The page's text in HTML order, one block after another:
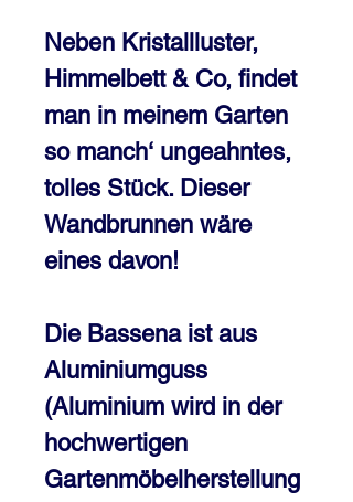
Neben Kristallluster,
Himmelbett & Co, findet
man in meinem Garten
so manch‘ ungeahntes,
tolles Stück. Dieser
Wandbrunnen wäre
eines davon!
Die Bassena ist aus
Aluminiumguss
(Aluminium wird in der
hochwertigen
Gartenmöbelherstellung